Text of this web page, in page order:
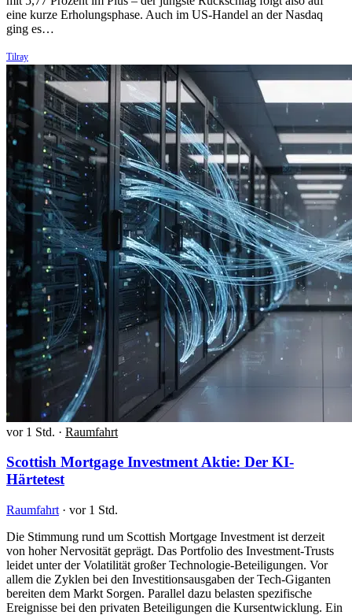
eine kurze Erholungsphase. Auch im US-Handel an der Nasdaq
ging es…
Tilray
vor 1 Std. · Raumfahrt
Scottish Mortgage Investment Aktie: Der KI-
Härtetest
Raumfahrt · vor 1 Std.
Die Stimmung rund um Scottish Mortgage Investment ist derzeit
von hoher Nervosität geprägt. Das Portfolio des Investment-Trusts
leidet unter der Volatilität großer Technologie-Beteiligungen. Vor
allem die Zyklen bei den Investitionsausgaben der Tech-Giganten
bereiten dem Markt Sorgen. Parallel dazu belasten spezifische
Ereignisse bei den privaten Beteiligungen die Kursentwicklung. Ein